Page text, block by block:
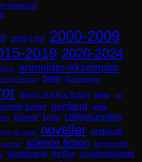
oversigt
1990-1999 2000-2009
2019 2020-2024
Aliens anmelder-eksemplar
på en bog børn Børnebøger
dansk science fiction debut dyr
bøger genfærd
gotik
humor krimi Litteratursiden
går amok noveller ondskab
portræt science fiction seriemord
tegneserie thriller ungdomsbøger